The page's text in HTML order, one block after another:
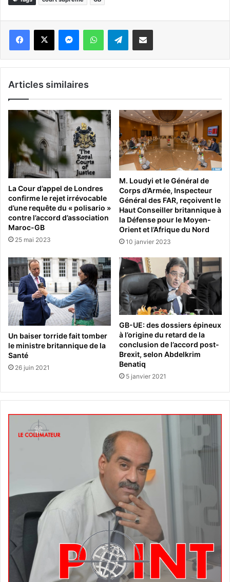
WhatsApp Telegram
Articles similaires
La Cour d’appel de Londres
confirme le rejet irrévocable
d’une requête du « polisario »
contre l’accord d’association
Maroc-GB
25 mai 2023
M. Loudyi et le Général de
Corps d’Armée, Inspecteur
Général des FAR, reçoivent le
Haut Conseiller britannique à
la Défense pour le Moyen-
Orient et l’Afrique du Nord
10 janvier 2023
Un baiser torride fait tomber
le ministre britannique de la
Santé
26 juin 2021
GB-UE: des dossiers épineux
à l’origine du retard de la
conclusion de l’accord post-
Brexit, selon Abdelkrim
Benatiq
5 janvier 2021